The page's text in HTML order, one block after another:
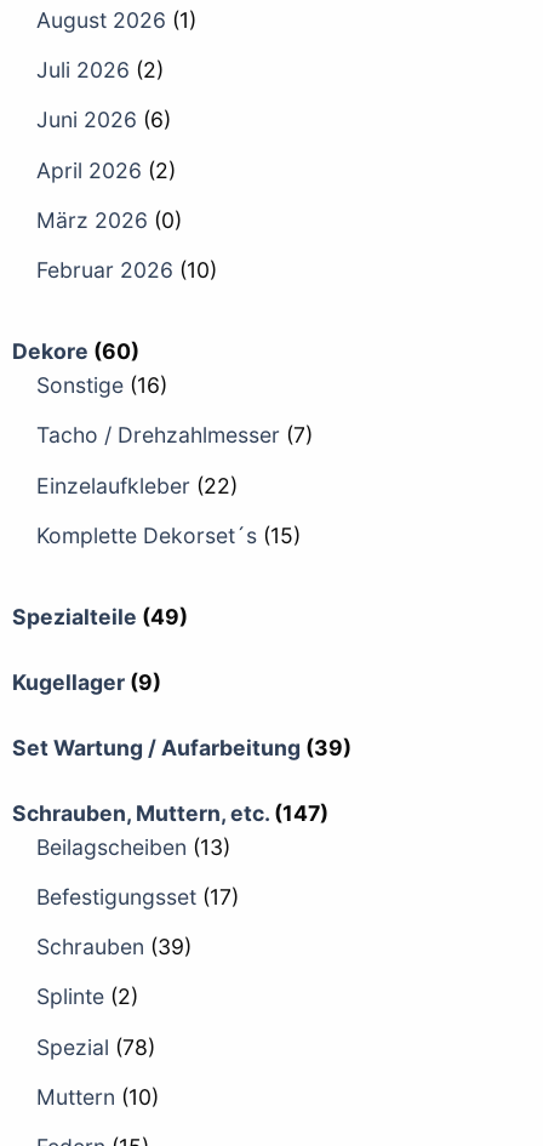
August 2026 (1)
Juli 2026 (2)
Juni 2026 (6)
April 2026 (2)
März 2026 (0)
Februar 2026 (10)
Dekore (60)
Sonstige (16)
Tacho / Drehzahlmesser (7)
Einzelaufkleber (22)
Komplette Dekorset´s (15)
Spezialteile (49)
Kugellager (9)
Set Wartung / Aufarbeitung (39)
Schrauben, Muttern, etc. (147)
Beilagscheiben (13)
Befestigungsset (17)
Schrauben (39)
Splinte (2)
Spezial (78)
Muttern (10)